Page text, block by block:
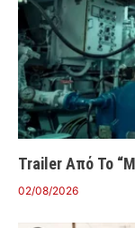
Trailer Από Το
02/08/2026